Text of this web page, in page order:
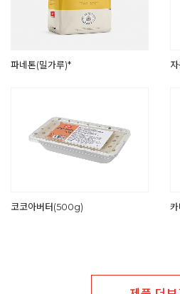
파네톤(밀가루)*
코코아버터(500g) 카